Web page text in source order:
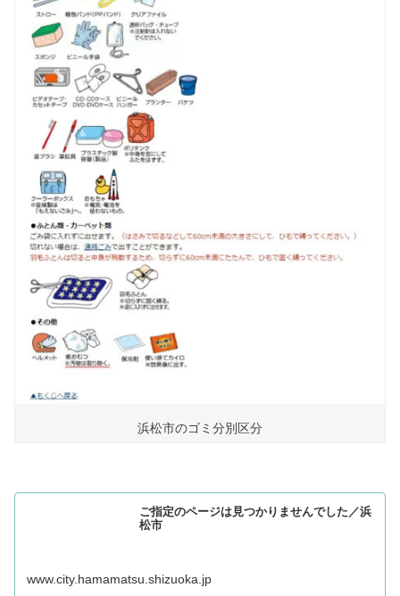
浜松市のゴミ分別区分
ご指定のページは見つかりませんでした／浜
松市
www.city.hamamatsu.shizuoka.jp